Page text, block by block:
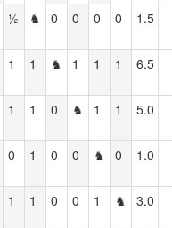
½ ♞ 0 0 0 0 1.5
1 1 ♞ 1 1 1 6.5
1 1 0 ♞ 1 1 5.0
0 1 0 0 ♞ 0 1.0
1 1 0 0 1 ♞ 3.0